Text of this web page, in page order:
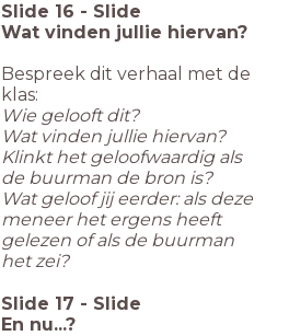
Slide 16 - Slide
Wat vinden jullie hiervan?
Bespreek dit verhaal met de
klas:
Wie gelooft dit?
Wat vinden jullie hiervan?
Klinkt het geloofwaardig als
de buurman de bron is?
Wat geloof jij eerder: als deze
meneer het ergens heeft
gelezen of als de buurman
het zei?
Slide 17 - Slide
En nu...?